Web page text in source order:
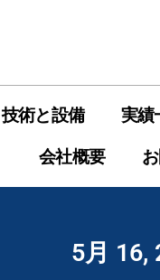
技術と設備 実績
会社概要
5月 16,